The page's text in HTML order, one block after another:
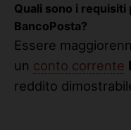
Quali sono i
BancoPosta?
Essere
un conto corrente
reddito